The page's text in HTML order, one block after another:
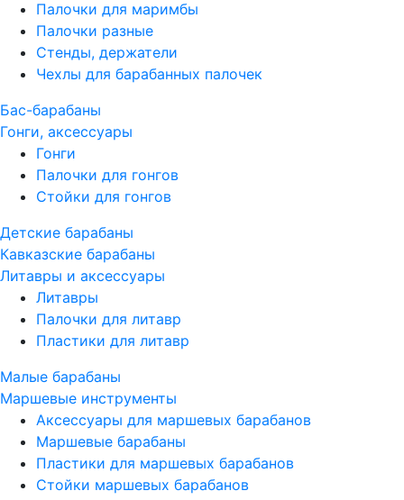
Палочки для маримбы
Палочки разные
Стенды, держатели
Чехлы для барабанных палочек
Бас-барабаны
Гонги, аксессуары
Гонги
Палочки для гонгов
Стойки для гонгов
Детские барабаны
Кавказские барабаны
Литавры и аксессуары
Литавры
Палочки для литавр
Пластики для литавр
Малые барабаны
Маршевые инструменты
Аксессуары для маршевых барабанов
Маршевые барабаны
Пластики для маршевых барабанов
Стойки маршевых барабанов